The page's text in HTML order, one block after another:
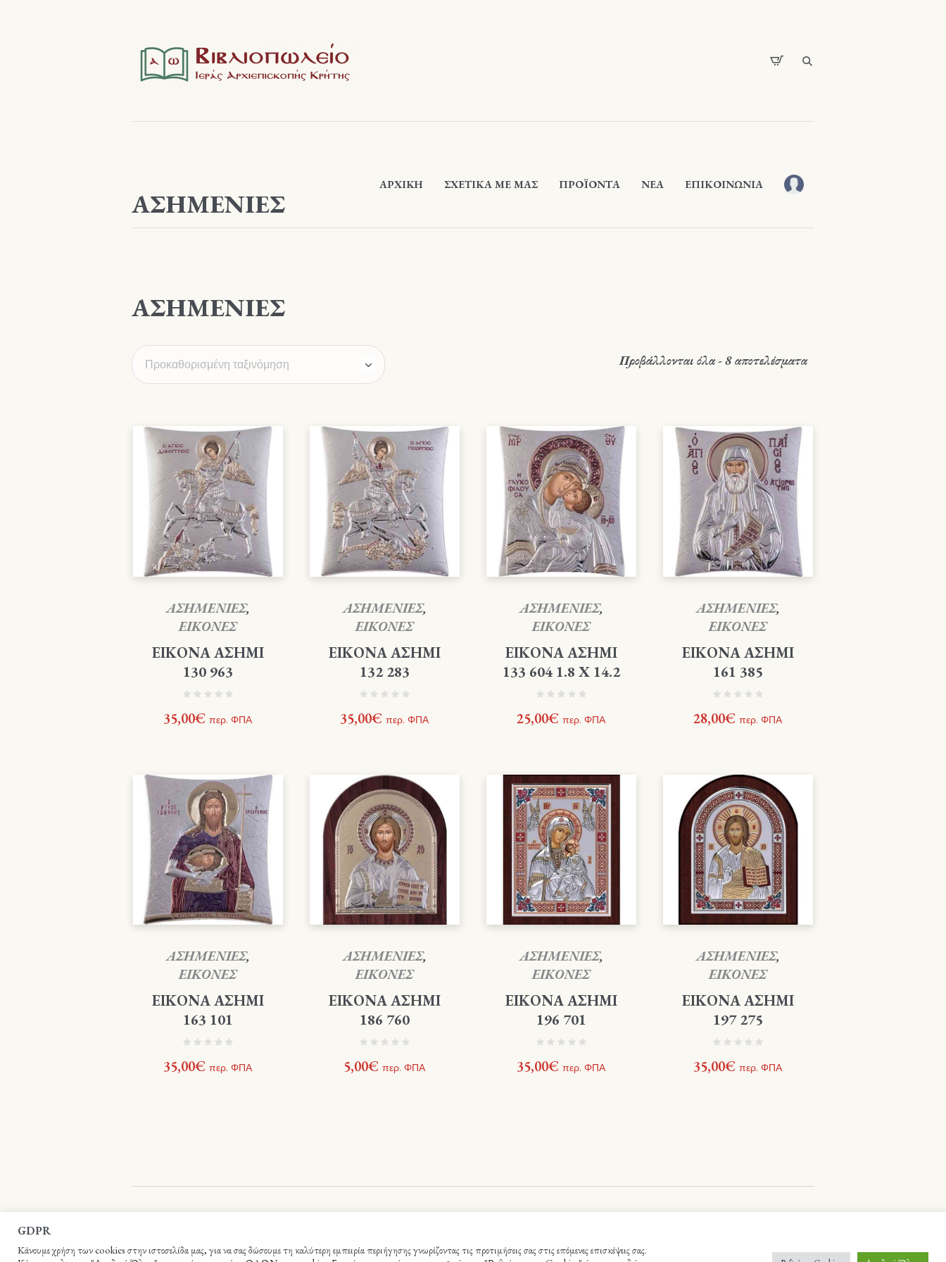
ΑΡΧΙΚΉ ΣΧΕΤΙΚΆ ΜΕ ΜΑΣ ΠΡΟΪΟΝΤΑ ΝΕΑ ΕΠΙΚΟΙΝΩΝΙΑ
ΑΣΗΜΕΝΙΕΣ
ΑΣΗΜΕΝΙΕΣ
Προβάλλονται όλα - 8 αποτελέσματα
ΑΣΗΜΕΝΙΕΣ,
ΕΙΚΟΝΕΣ
ΕΙΚΟΝΑ ΑΣΗΜΙ
130 963
35,00€ περ. ΦΠΑ
ΑΣΗΜΕΝΙΕΣ,
ΕΙΚΟΝΕΣ
ΕΙΚΟΝΑ ΑΣΗΜΙ
132 283
35,00€ περ. ΦΠΑ
ΑΣΗΜΕΝΙΕΣ,
ΕΙΚΟΝΕΣ
ΕΙΚΟΝΑ ΑΣΗΜΙ
133 604 1.8 X 14.2
25,00€ περ. ΦΠΑ
ΑΣΗΜΕΝΙΕΣ,
ΕΙΚΟΝΕΣ
ΕΙΚΟΝΑ ΑΣΗΜΙ
161 385
28,00€ περ. ΦΠΑ
ΑΣΗΜΕΝΙΕΣ,
ΕΙΚΟΝΕΣ
ΕΙΚΟΝΑ ΑΣΗΜΙ
163 101
35,00€ περ. ΦΠΑ
ΑΣΗΜΕΝΙΕΣ,
ΕΙΚΟΝΕΣ
ΕΙΚΟΝΑ ΑΣΗΜΙ
186 760
5,00€ περ. ΦΠΑ
ΑΣΗΜΕΝΙΕΣ,
ΕΙΚΟΝΕΣ
ΕΙΚΟΝΑ ΑΣΗΜΙ
196 701
35,00€ περ. ΦΠΑ
ΑΣΗΜΕΝΙΕΣ,
ΕΙΚΟΝΕΣ
ΕΙΚΟΝΑ ΑΣΗΜΙ
197 275
35,00€ περ. ΦΠΑ
GDPR
Κάνουμε χρήση των cookies στην ιστοσελίδα μας, για να σας δώσουμε τη καλύτερη εμπειρία περιήγησης γνωρίζοντας τις προτιμήσεις σας στις επόμενες επισκέψεις σας.